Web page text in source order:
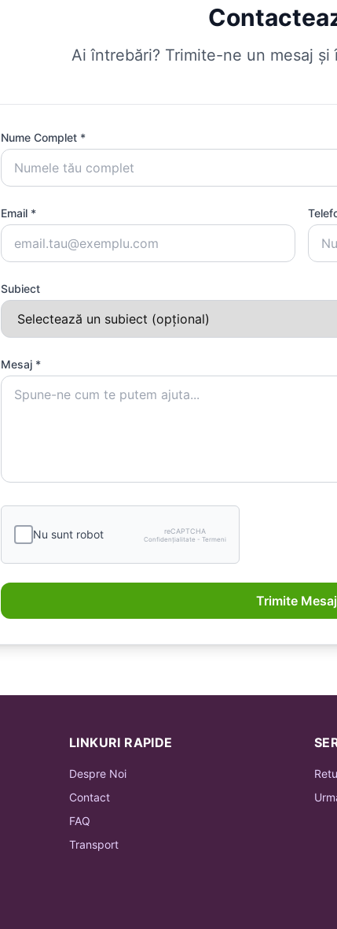
Ai întrebări? Trimite-ne un mesaj
Nume Complet *
Email *
Subiect
Mesaj *
Nu sunt robot reCAPTCHA
Confidențialitate - Termeni
Trimite
LINKURI RAPIDE
Despre Noi
Contact
FAQ
Transport